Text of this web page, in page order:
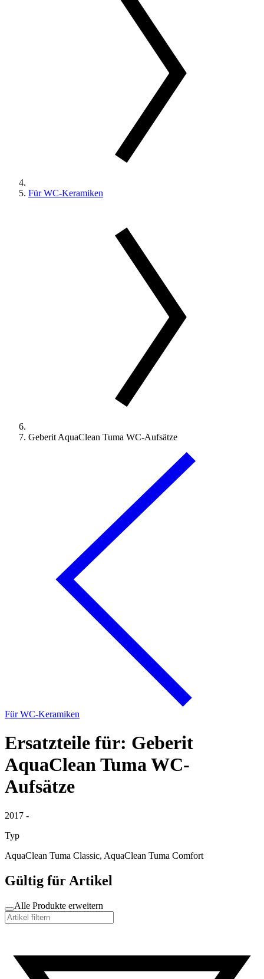
Für WC-Keramiken
Geberit AquaClean Tuma WC-Aufsätze
Für WC-Keramiken
Ersatzteile für: Geberit
AquaClean Tuma WC-
Aufsätze
2017 -
Typ
AquaClean Tuma Classic, AquaClean Tuma Comfort
Gültig für Artikel
Alle Produkte erweitern